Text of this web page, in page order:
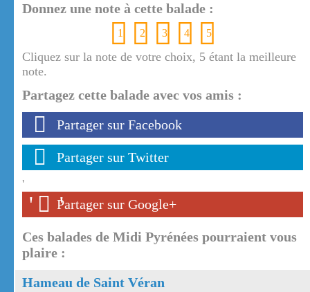
Donnez une note à cette balade :
1 2 3 4 5
Cliquez sur la note de votre choix, 5 étant la meilleure
note.
Partagez cette balade avec vos amis :
Partager sur Facebook
Partager sur Twitter
'
' '
Partager sur Google+
Ces balades de Midi Pyrénées pourraient vous
plaire :
Hameau de Saint Véran